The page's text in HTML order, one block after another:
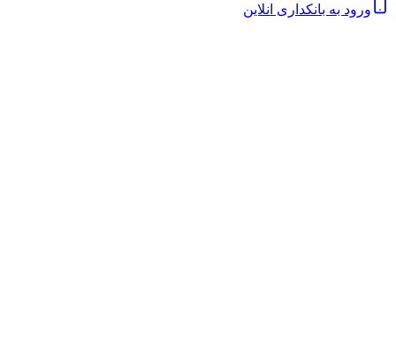
ورود به بانکداری انلاین